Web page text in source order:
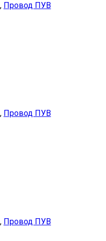
, Провод ПУВ
, Провод ПУВ
, Провод ПУВ